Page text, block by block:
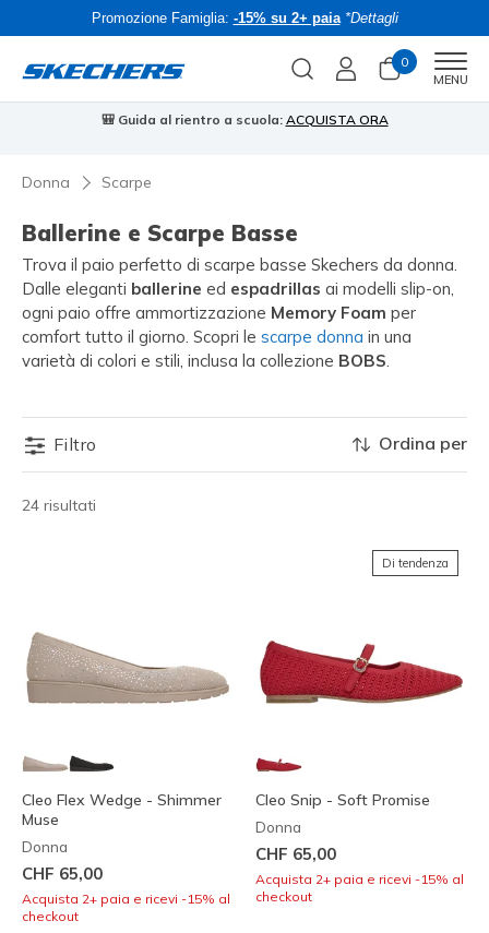
Promozione Famiglia: -15% su 2+ paia *Dettagli
0
MENU
🎒 Guida al rientro a scuola: ACQUISTA ORA
Donna Scarpe
Ballerine e Scarpe Basse
Trova il paio perfetto di scarpe basse Skechers da donna.
Dalle eleganti ballerine ed espadrillas ai modelli slip-on,
ogni paio offre ammortizzazione Memory Foam per
comfort tutto il giorno. Scopri le scarpe donna in una
varietà di colori e stili, inclusa la collezione BOBS.
Filtro
24 risultati
Ordina per
Cleo Flex Wedge - Shimmer
Muse
Donna
CHF 65,00
Acquista 2+ paia e ricevi -15% al
checkout
Di tendenza
Cleo Snip - Soft Promise
Donna
CHF 65,00
Acquista 2+ paia e ricevi -15% al
checkout